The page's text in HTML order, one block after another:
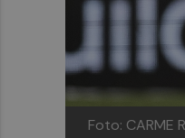
Foto: CARME